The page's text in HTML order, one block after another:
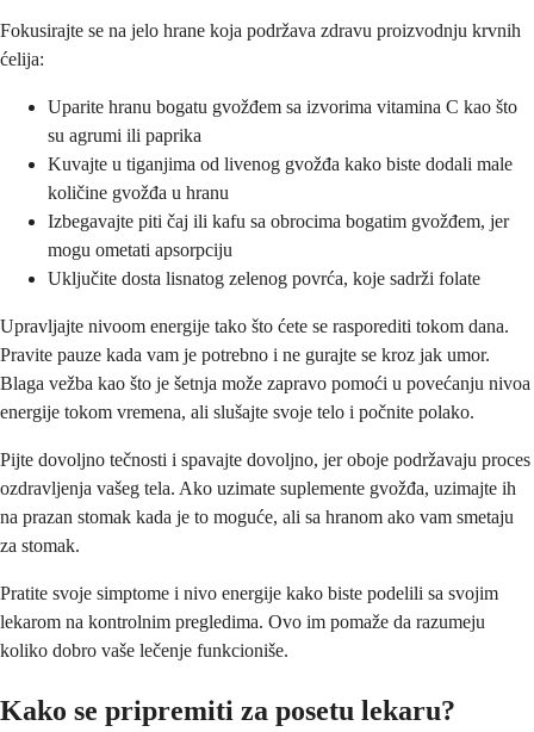
Fokusirajte se na jelo hrane koja podržava zdravu proizvodnju krvnih
ćelija:
Uparite hranu bogatu gvožđem sa izvorima vitamina C kao što
su agrumi ili paprika
Kuvajte u tiganjima od livenog gvožđa kako biste dodali male
količine gvožđa u hranu
Izbegavajte piti čaj ili kafu sa obrocima bogatim gvožđem, jer
mogu ometati apsorpciju
Uključite dosta lisnatog zelenog povrća, koje sadrži folate
Upravljajte nivoom energije tako što ćete se rasporediti tokom dana.
Pravite pauze kada vam je potrebno i ne gurajte se kroz jak umor.
Blaga vežba kao što je šetnja može zapravo pomoći u povećanju nivoa
energije tokom vremena, ali slušajte svoje telo i počnite polako.
Pijte dovoljno tečnosti i spavajte dovoljno, jer oboje podržavaju proces
ozdravljenja vašeg tela. Ako uzimate suplemente gvožđa, uzimajte ih
na prazan stomak kada je to moguće, ali sa hranom ako vam smetaju
za stomak.
Pratite svoje simptome i nivo energije kako biste podelili sa svojim
lekarom na kontrolnim pregledima. Ovo im pomaže da razumeju
koliko dobro vaše lečenje funkcioniše.
Kako se pripremiti za posetu lekaru?